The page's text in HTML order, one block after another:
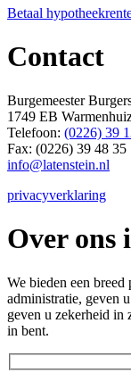
Bericht
Betaal
Contact
Burgemeester
1749 EB
Telefoon: (0226) 39
Fax: (0226) 39 48 35
info@latenstein.nl
privacyverklaring
Over ons
We bieden een
administratie, geven
geven u zekerheid in
in bent.